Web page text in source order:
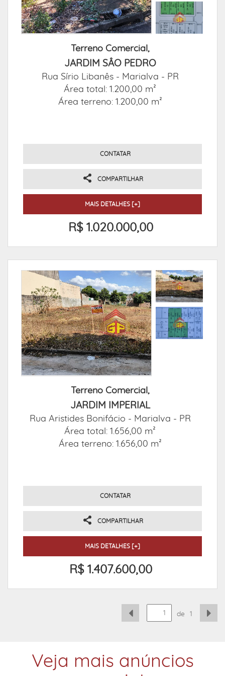
Terreno Comercial,
JARDIM SÂO PEDRO
Rua Sírio Libanês - Marialva - PR
Área total: 1.200,00 m²
Área terreno: 1.200,00 m²
CONTATAR
COMPARTILHAR
MAIS DETALHES [+]
R$ 1.020.000,00
Terreno Comercial,
JARDIM IMPERIAL
Rua Aristides Bonifácio - Marialva - PR
Área total: 1.656,00 m²
Área terreno: 1.656,00 m²
CONTATAR
COMPARTILHAR
MAIS DETALHES [+]
R$ 1.407.600,00
de 1
Veja mais anúncios